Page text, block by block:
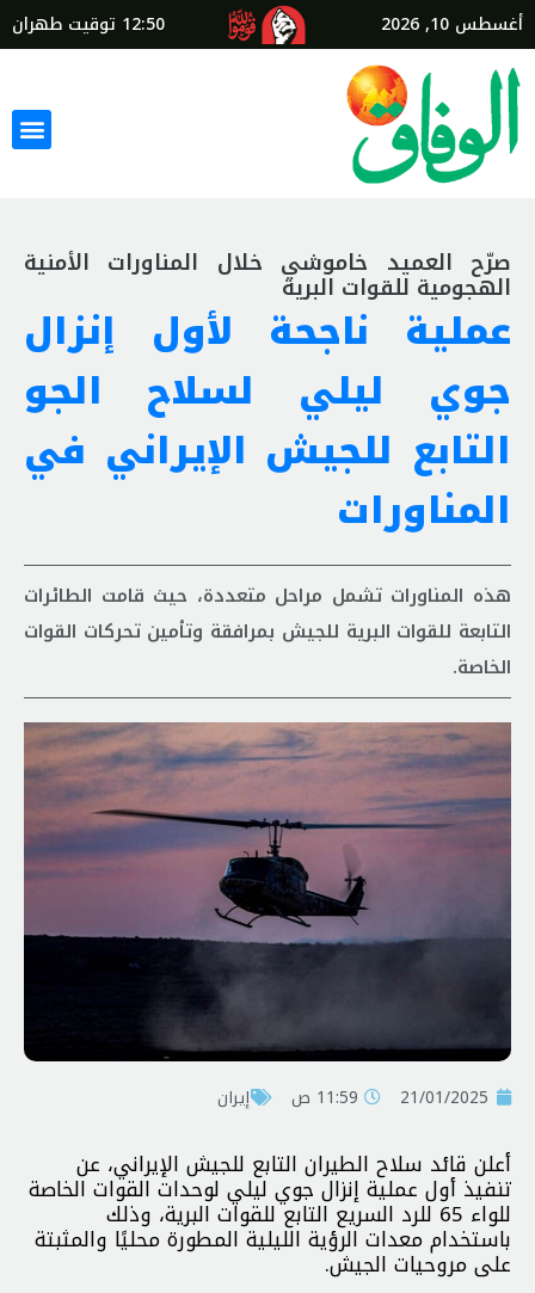
أغسطس 10, 2026 12:50 توقيت طهران
صرّح العميد خاموشي خلال المناورات الأمنية
الهجومية للقوات البرية
عملية ناجحة لأول إنزال
جوي ليلي لسلاح الجو
التابع للجيش الإيراني في
المناورات
هذه المناورات تشمل مراحل متعددة، حيث قامت الطائرات
التابعة للقوات البرية للجيش بمرافقة وتأمين تحركات القوات
الخاصة.
21/01/2025 11:59 ص إيران
أعلن قائد سلاح الطيران التابع للجيش الإيراني، عن
تنفيذ أول عملية إنزال جوي ليلي لوحدات القوات الخاصة
للواء 65 للرد السريع التابع للقوات البرية، وذلك
باستخدام معدات الرؤية الليلية المطورة محليًا والمثبتة
على مروحيات الجيش.